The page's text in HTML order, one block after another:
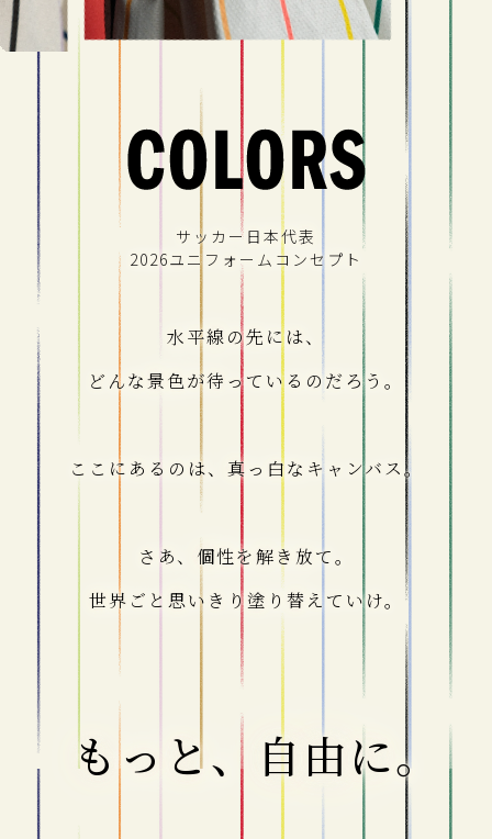
サッカー日本代表
2026ユニフォームコンセプト
水平線の先には、
どんな景色が待っているのだろう。
ここにあるのは、真っ白なキャンバス。
さあ、個性を解き放て。
世界ごと思いきり塗り替えていけ。
もっと、自由に。